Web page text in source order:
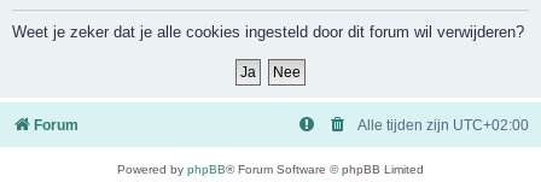
Weet je zeker dat je alle cookies ingesteld door dit forum wil verwijderen?
Forum Alle tijden zijn UTC+02:00
Powered by phpBB® Forum Software © phpBB Limited